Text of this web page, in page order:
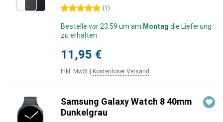
5 Sterne (1 )
Bestelle vor 23:59 um am Montag die Lieferung
zu erhalten
11,95 €
Inkl. MwSt Kostenloser Versand
Samsung Galaxy Watch 8 40mm
Dunkelgrau